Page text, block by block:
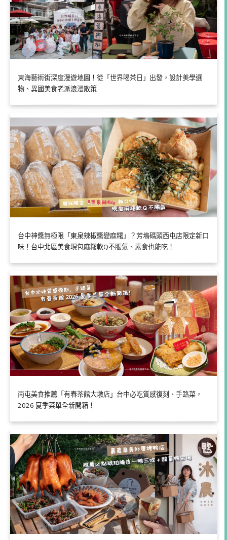
東海藝術街深度漫遊地圖！從「世界喝茶日」出發，設計美學選
物、異國美食老派浪漫散策
台中神醬無極限「東泉辣椒醬變麻糬」？芳塢碼頭西屯店限定新口
味！台中北區美食現包麻糬軟Q不脹氣、素食也能吃！
南屯美食推薦「有春茶館大墩店」台中必吃質感復刻、手路菜，
2026 夏季菜單全新開箱！